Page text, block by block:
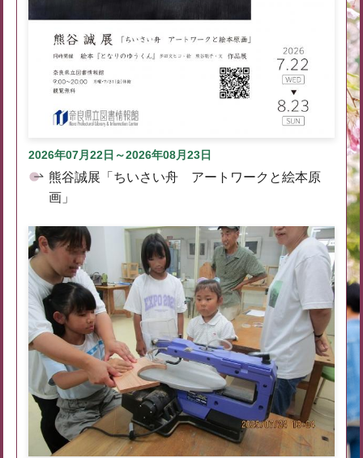
2026年07月22日～2026年08月23日
熊谷誠展「ちいさい舟 アートワークと絵本原
画」